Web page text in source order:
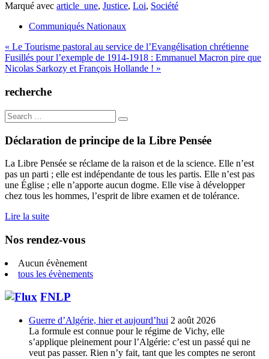
Marqué avec article_une, Justice, Loi, Société
Communiqués Nationaux
Navigation
de
« Le Tourisme pastoral au service de l’Evangélisation chrétienne
Fusillés pour l’exemple de 1914-1918 : Emmanuel Macron pire que
Nicolas Sarkozy et François Hollande ! »
recherche
Search
for:
Déclaration de principe de la Libre Pensée
La Libre Pensée se réclame de la raison et de la science. Elle n’est
pas un parti ; elle est indépendante de tous les partis. Elle n’est pas
une Église ; elle n’apporte aucun dogme. Elle vise à développer
chez tous les hommes, l’esprit de libre examen et de tolérance.
Lire la suite
Nos rendez-vous
Aucun évènement
tous les évènements
FNLP
Guerre d’Algérie, hier et aujourd’hui 2 août 2026
La formule est connue pour le régime de Vichy, elle
s’applique pleinement pour l’Algérie: c’est un passé qui ne
veut pas passer. Rien n’y fait, tant que les comptes ne seront